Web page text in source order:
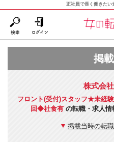
正社員で長く働きたい
掲
株式会
フロント(受付)スタッフ★未経
回◆社食有 の転職・求人情
掲載当時の転